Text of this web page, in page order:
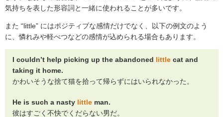
気持ちを表した形容詞と一緒に使われることが多いです。
また “little” にはポジティブな感情だけでなく、以下の例文のよう
に、憐れみや軽べつなどの感情が込められる場合もあります。
I couldn’t help picking up the abandoned little cat and
taking it home.
かわいそうな捨て猫を拾って帰らずにはいられなかった。
He is such a nasty little man.
彼はすごく不快でくだらない男だ。